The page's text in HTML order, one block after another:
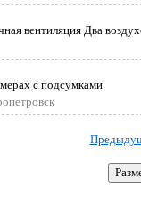
вентиляция Два
с подсумками